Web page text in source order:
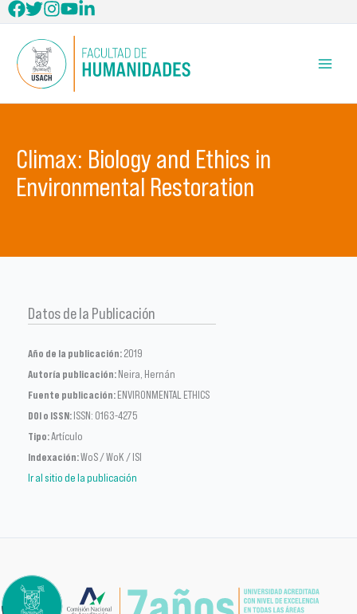
al
contenido
Climax: Biology and Ethics in
Environmental Restoration
Datos de la Publicación
Año de la publicación:2019
Autoría publicación:Neira, Hernán
Fuente publicación:ENVIRONMENTAL ETHICS
DOI o ISSN:ISSN: 0163-4275
Tipo:Artículo
Indexación:WoS / WoK / ISI
Ir al sitio de la publicación